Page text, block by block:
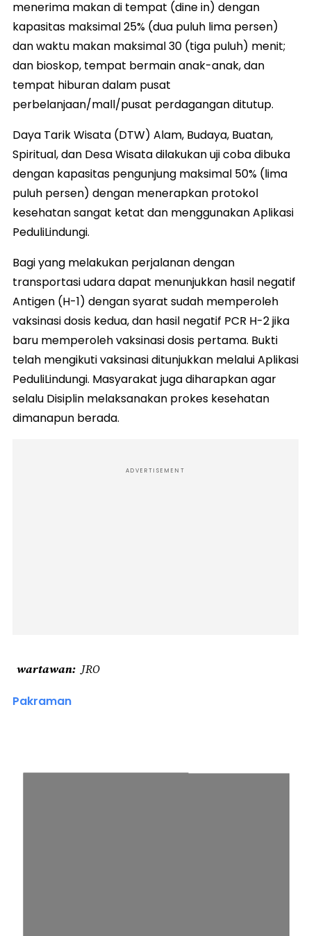
menerima makan di tempat (dine in) dengan
kapasitas maksimal 25% (dua puluh lima persen)
dan waktu makan maksimal 30 (tiga puluh) menit;
dan bioskop, tempat bermain anak-anak, dan
tempat hiburan dalam pusat
perbelanjaan/mall/pusat perdagangan ditutup.
Daya Tarik Wisata (DTW) Alam, Budaya, Buatan,
Spiritual, dan Desa Wisata dilakukan uji coba dibuka
dengan kapasitas pengunjung maksimal 50% (lima
puluh persen) dengan menerapkan protokol
kesehatan sangat ketat dan menggunakan Aplikasi
PeduliLindungi.
Bagi yang melakukan perjalanan dengan
transportasi udara dapat menunjukkan hasil negatif
Antigen (H-1) dengan syarat sudah memperoleh
vaksinasi dosis kedua, dan hasil negatif PCR H-2 jika
baru memperoleh vaksinasi dosis pertama. Bukti
telah mengikuti vaksinasi ditunjukkan melalui Aplikasi
PeduliLindungi. Masyarakat juga diharapkan agar
selalu Disiplin melaksanakan prokes kesehatan
dimanapun berada.
ADVERTISEMENT
wartawan JRO
Pakraman